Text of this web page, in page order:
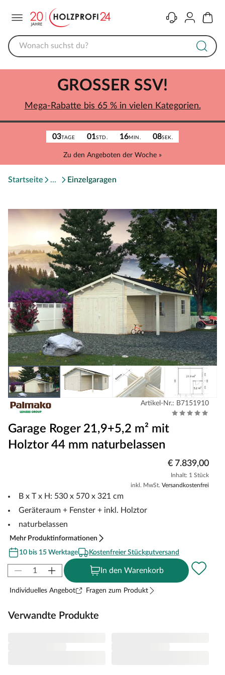
KontaktKonto
03TAGE 01STD. 16MIN. 08SEK.
Zu den Angeboten der Woche »
GROSSER SSV!
Mega-Rabatte bis 65 % in vielen Kategorien.
Startseite Einzelgaragen
Artikel-Nr.: B7151910
Garage Roger 21,9+5,2 m² mit
Holztor 44 mm naturbelassen
€ 7.839,00
Inhalt: 1 Stück
inkl. MwSt. Versandkostenfrei
B x T x H: 530 x 570 x 321 cm
Geräteraum + Fenster + inkl. Holztor
naturbelassen
Mehr Produktinformationen
10 bis 15 Werktage
Kostenfreier Stückgutversand
In den Warenkorb
Individuelles Angebot Fragen zum Produkt
Verwandte Produkte